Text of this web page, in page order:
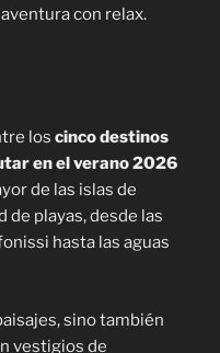
con relax.
los cinco destinos
en el verano 2026
de las islas de
de playas, desde las
hasta las aguas
sino también
vestigios de